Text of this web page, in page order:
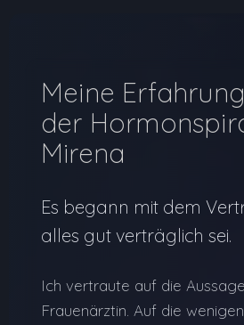
Meine
der
Mirena
Es begann mit dem
alles gut verträglich sei.
Ich vertraute auf die
Frauenärztin. Auf die